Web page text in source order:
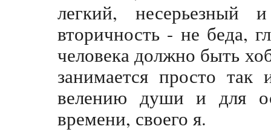
легкий,
вторичность - не беда,
человека должно быть
занимается просто
велению души и для
времени, своего я.